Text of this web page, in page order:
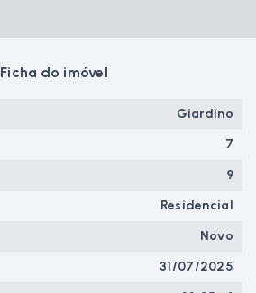
Ficha do imóvel
Giardino
7
9
Residencial
Novo
31/07/2025